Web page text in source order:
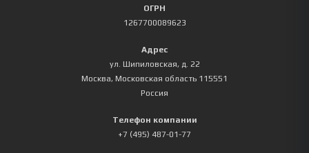
ОГРН
1267700089623
Адрес
ул. Шипиловская, д. 22
Москва, Московская область 115551
Россия
Телефон компании
+7 (495) 487-01-77